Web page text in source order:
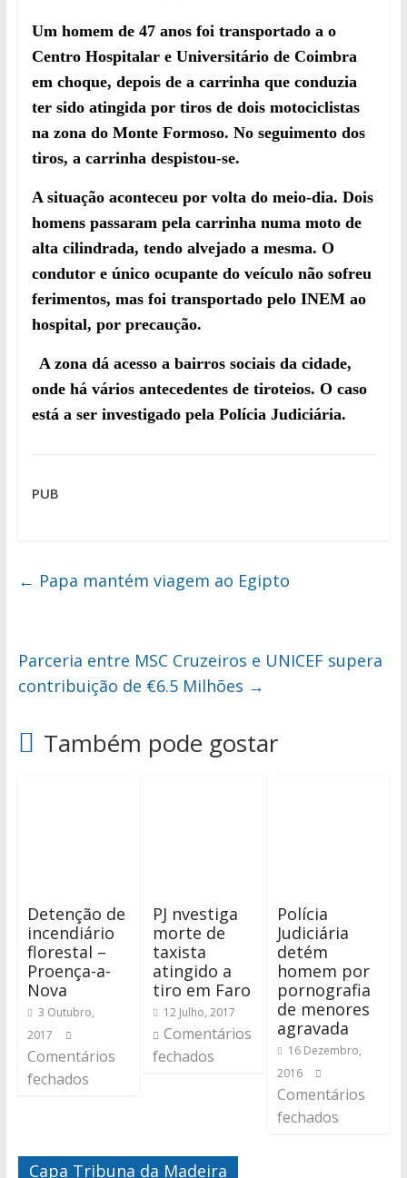
Um homem de 47 anos foi transportado a o
Centro Hospitalar e Universitário de Coimbra
em choque, depois de a carrinha que conduzia
ter sido atingida por tiros de dois motociclistas
na zona do Monte Formoso. No seguimento dos
tiros, a carrinha despistou-se.
A situação aconteceu por volta do meio-dia. Dois
homens passaram pela carrinha numa moto de
alta cilindrada, tendo alvejado a mesma. O
condutor e único ocupante do veículo não sofreu
ferimentos, mas foi transportado pelo INEM ao
hospital, por precaução.
A zona dá acesso a bairros sociais da cidade,
onde há vários antecedentes de tiroteios. O caso
está a ser investigado pela Polícia Judiciária.
PUB
← Papa mantém viagem ao Egipto
Parceria entre MSC Cruzeiros e UNICEF supera
contribuição de €6.5 Milhões →
Também pode gostar
Detenção de
incendiário
florestal –
Proença-a-
Nova
3 Outubro,
2017
Comentários
fechados
PJ nvestiga
morte de
taxista
atingido a
tiro em Faro
12 Julho, 2017
Comentários
fechados
Polícia
Judiciária
detém
homem por
pornografia
de menores
agravada
16 Dezembro,
2016
Comentários
fechados
Capa Tribuna da Madeira